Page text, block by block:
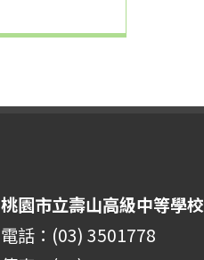
桃園市立壽山高級中等學校
電話：(03) 3501778